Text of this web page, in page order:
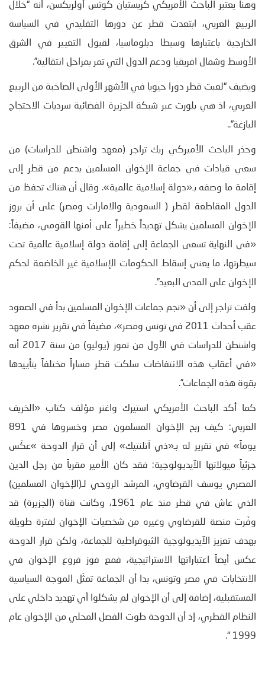
وهنا يعتبر الباحث الأمريكي كريستيان كوتس أولريكسن، أنه “خلال
الربيع العربي، ابتعدت قطر عن دورها التقليدي في السياسة
الخارجية باعتبارها وسيطا دبلوماسيا، لقبول التغيير في الشرق
الأوسط وشمال افريقيا ودعم الدول التي تمر بمراحل انتقالية”.
ويضيف “لعبت قطر دورا حيويا في الأشهر الأولى الصاخبة من الربيع
العربي، اذ هي بلورت عبر شبكة الجزيرة الفضائية سرديات الاحتجاج
البازغة”..
وحذر الباحث الأميركي ريك تراجر (معهد واشنطن للدراسات) من
سعي قيادات في جماعة الإخوان المسلمين بدعم من قطر إلى
إقامة ما وصفه بـ«دولة إسلامية عالمية». وقال أن هناك تحفظ من
الدول المقاطعة لقطر ( السعودية والامارات ومصر) على أن بروز
الإخوان المسلمين يشكل تهديداً خطيراً على أمنها القومي، مضيفاً:
«في النهاية تسعى الجماعة إلى إقامة دولة إسلامية عالمية تحت
سيطرتها، ما يعني إسقاط الحكومات الإسلامية غير الخاضعة لحكم
الإخوان على المدى البعيد”.
ولفت تراجر إلى أن «نجم جماعات الإخوان المسلمين بدأ في الصعود
عقب أحداث 2011 في تونس ومصر»، مضيفاً في تقرير نشره معهد
واشنطن للدراسات في الأول من تموز (يوليو) من سنة 2017 أنه
«في أعقاب هذه الانتفاضات سلكت قطر مساراً مختلفاً بتأييدها
بقوة هذه الجماعات”.
كما أكد الباحث الأمريكي استيرك واغنر مؤلف كتاب «الخريف
العربي: كيف ربح الإخوان المسلمون مصر وخسروها في 891
يوماً» في تقرير له بـ«ذي آتلنتيك» إلى أن قرار الدوحة »عكَس
جزئياً ميولاتها الآيديولوجية: فقد كان الأمير مقرباً من رجل الدين
المصري يوسف القرضاوي، المرشد الروحي لـ(الإخوان المسلمين)
الذي عاش في قطر منذ عام 1961، وكانت قناة (الجزيرة) قد
وفّرت منصة للقرضاوي وغيره من شخصيات الإخوان لفترة طويلة
بهدف تعزيز الآيديولوجية الثيوقراطية للجماعة، ولكن قرار الدوحة
عكس أيضاً اعتباراتها الاستراتيجية، فمع فوز فروع الإخوان في
الانتخابات في مصر وتونس، بدا أن الجماعة تمثّل الموجة السياسية
المستقبلية، إضافة إلى أن الإخوان لم يشكلوا أي تهديد داخلي على
النظام القطري، إذ أن الدوحة طوت الفصل المحلي من الإخوان عام
1999 “.